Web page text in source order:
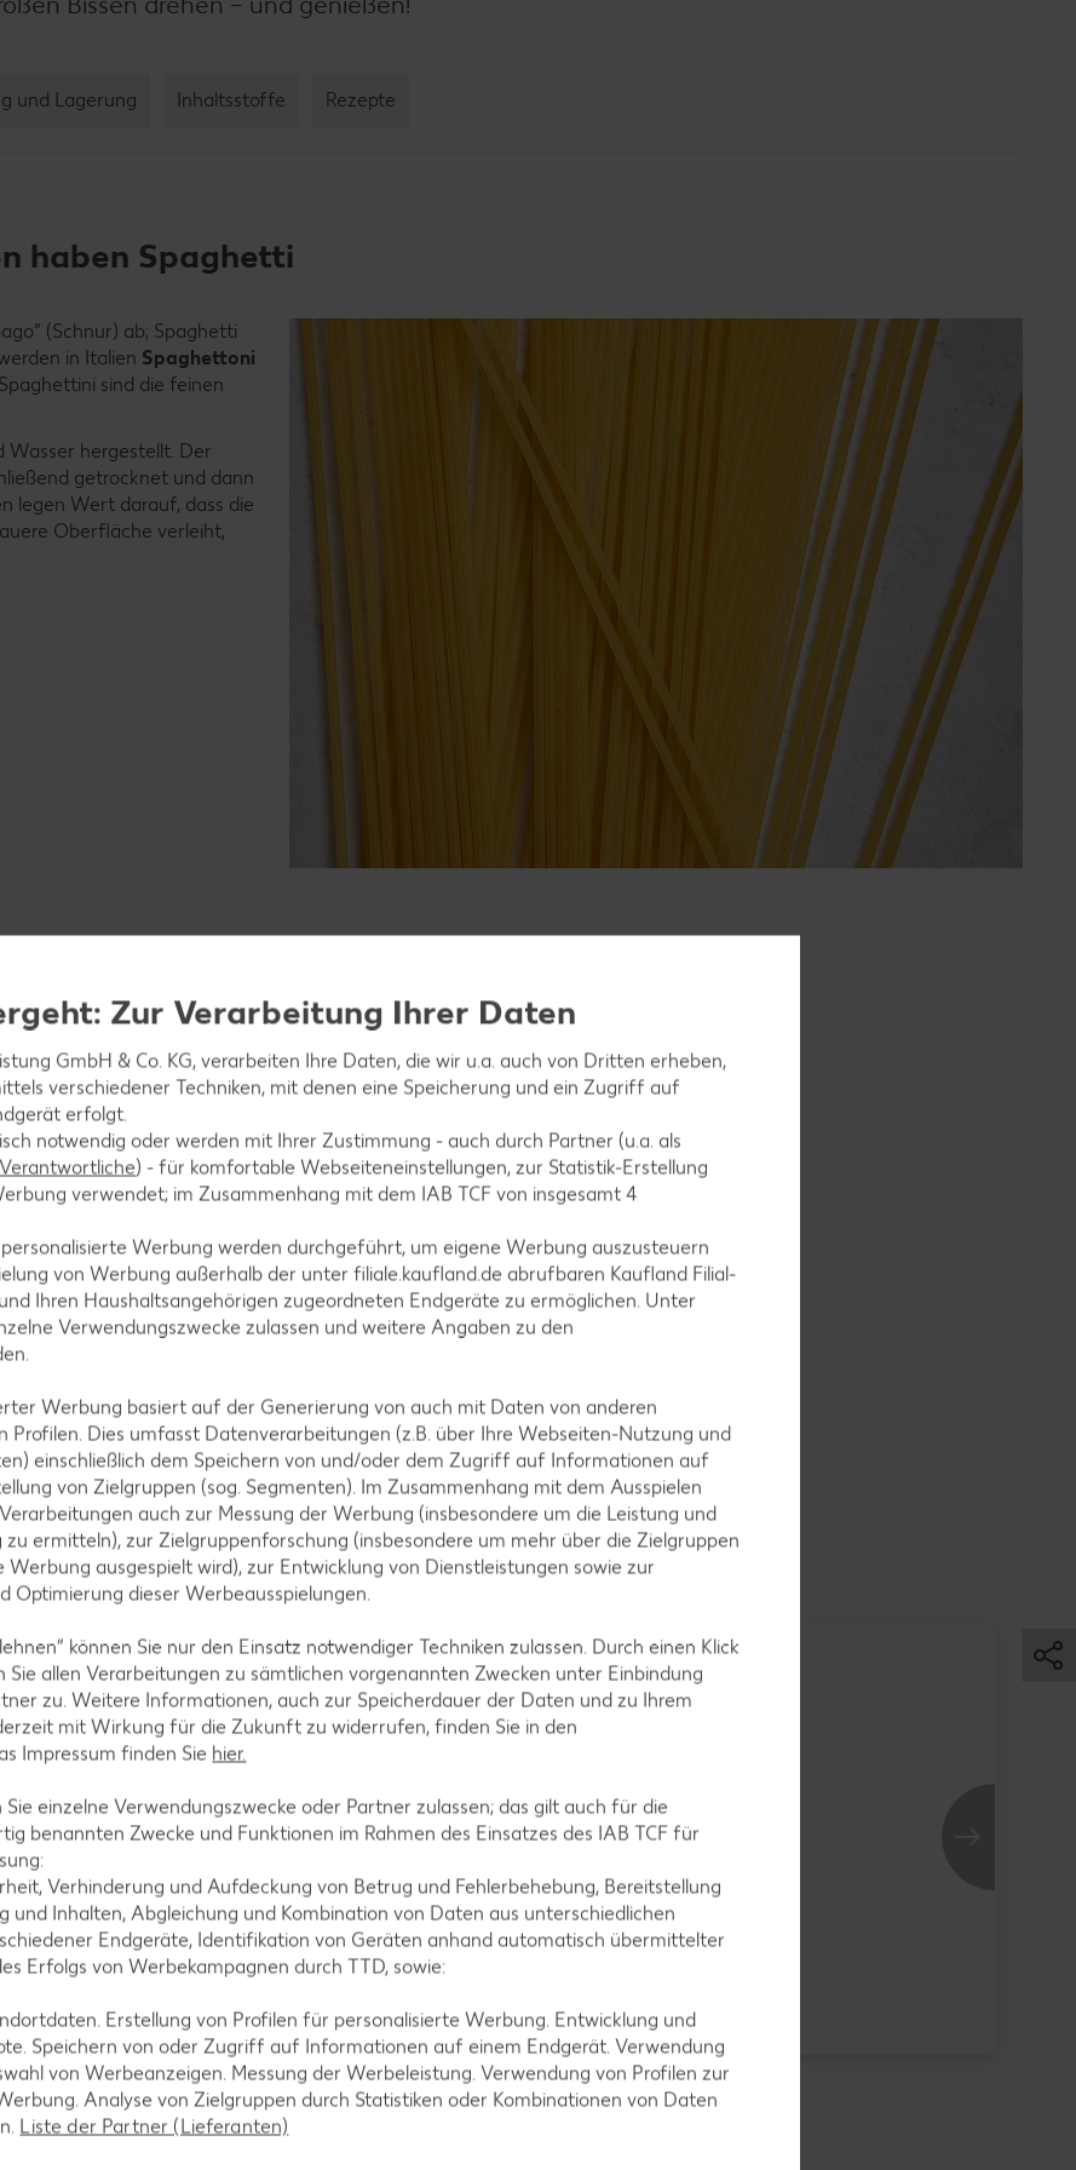
und Lagerung Inhaltsstoffe Rezepte
haben Spaghetti
(Schnur) ab; Spaghetti
in Italien Spaghettoni
sind die feinen
Wasser hergestellt. Der
getrocknet und dann
legen Wert darauf, dass die
Oberfläche verleiht,
her?
der Spaghetti aus China mit. Dort wurden nachweislich bereits vor
seiner Rückkehr aus dem Reich der Mitte im Jahr 1295 sollen die
herstellten.
gibt es getrocknete und frische Spaghetti in unzähligen Varianten
Erdbeer-Croissant
je Stück
-28%
0.49
0.69
AKTION
Schoko-Cruffin
1.49*
Zur Verarbeitung Ihrer Daten
GmbH & Co. KG, verarbeiten Ihre Daten, die wir u.a. auch von Dritten erheben,
verschiedener Techniken, mit denen eine Speicherung und ein Zugriff auf
erfolgt.
notwendig oder werden mit Ihrer Zustimmung - auch durch Partner (u.a. als
) - für komfortable Webseiteneinstellungen, zur Statistik-Erstellung
verwendet; im Zusammenhang mit dem IAB TCF von insgesamt4
Werbung werden durchgeführt, um eigene Werbung auszusteuern
von Werbung außerhalb der unter filiale.kaufland.de abrufbaren Kaufland Filial-
Ihren Haushaltsangehörigen zugeordneten Endgeräte zu ermöglichen. Unter
Verwendungszwecke zulassen und weitere Angaben zu den
Werbung basiert auf der Generierung von auch mit Daten von anderen
Profilen. Dies umfasst Datenverarbeitungen (z.B. über Ihre Webseiten-Nutzung und
einschließlich dem Speichern von und/oder dem Zugriff auf Informationen auf
von Zielgruppen (sog. Segmenten). Im Zusammenhang mit dem Ausspielen
auch zur Messung der Werbung (insbesondere um die Leistung und
ermitteln), zur Zielgruppenforschung (insbesondere um mehr über die Zielgruppen
Werbung ausgespielt wird), zur Entwicklung von Dienstleistungen sowie zur
Optimierung dieser Werbeausspielungen.
können Sie nur den Einsatz notwendiger Techniken zulassen. Durch einen Klick
Sie allen Verarbeitungen zu sämtlichen vorgenannten Zwecken unter Einbindung
zu. Weitere Informationen, auch zur Speicherdauer der Daten und zu Ihrem
mit Wirkung für die Zukunft zu widerrufen, finden Sie in den
Impressum finden Sie hier.
Sie einzelne Verwendungszwecke oder Partner zulassen; das gilt auch für die
benannten Zwecke und Funktionen im Rahmen des Einsatzes des IAB TCF für
Verhinderung und Aufdeckung von Betrug und Fehlerbehebung, Bereitstellung
und Inhalten, Abgleichung und Kombination von Daten aus unterschiedlichen
Endgeräte, Identifikation von Geräten anhand automatisch übermittelter
Erfolgs von Werbekampagnen durch TTD, sowie:
Erstellung von Profilen für personalisierte Werbung. Entwicklung und
Speichern von oder Zugriff auf Informationen auf einem Endgerät. Verwendung
von Werbeanzeigen. Messung der Werbeleistung. Verwendung von Profilen zur
Analyse von Zielgruppen durch Statistiken oder Kombinationen von Daten
Liste der Partner (Lieferanten)